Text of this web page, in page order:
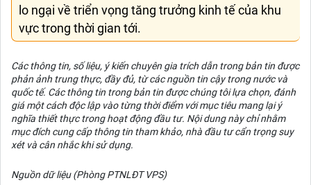
lo ngại về triển vọng tăng trưởng kinh tế của khu
vực trong thời gian tới.
Các thông tin, số liệu, ý kiến chuyên gia trích dẫn trong bản tin được
phản ảnh trung thực, đầy đủ, từ các nguồn tin cậy trong nước và
quốc tế. Các thông tin trong bản tin được chúng tôi lựa chọn, đánh
giá một cách độc lập vào từng thời điểm với mục tiêu mang lại ý
nghĩa thiết thực trong hoạt động đầu tư. Nội dung này chỉ nhằm
mục đích cung cấp thông tin tham khảo, nhà đầu tư cẩn trọng suy
xét và cân nhắc khi sử dụng.
Nguồn dữ liệu (Phòng PTNLĐT VPS)